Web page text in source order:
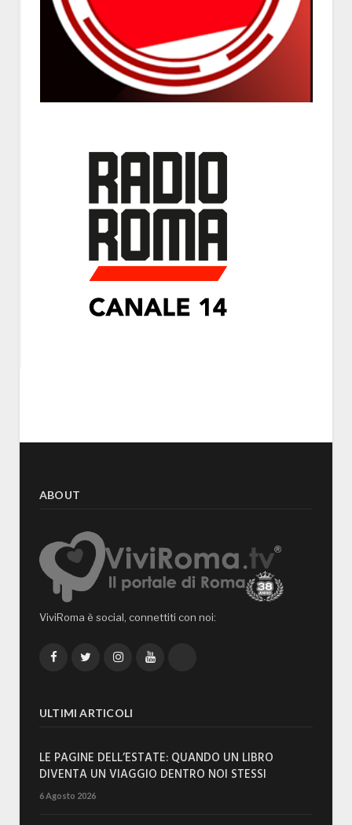
ABOUT
ViviRoma è social, connettiti con noi:
FacebookTwitterInstagramYouTube
ULTIMI ARTICOLI
LE PAGINE DELL’ESTATE: QUANDO UN LIBRO
DIVENTA UN VIAGGIO DENTRO NOI STESSI
6 Agosto 2026